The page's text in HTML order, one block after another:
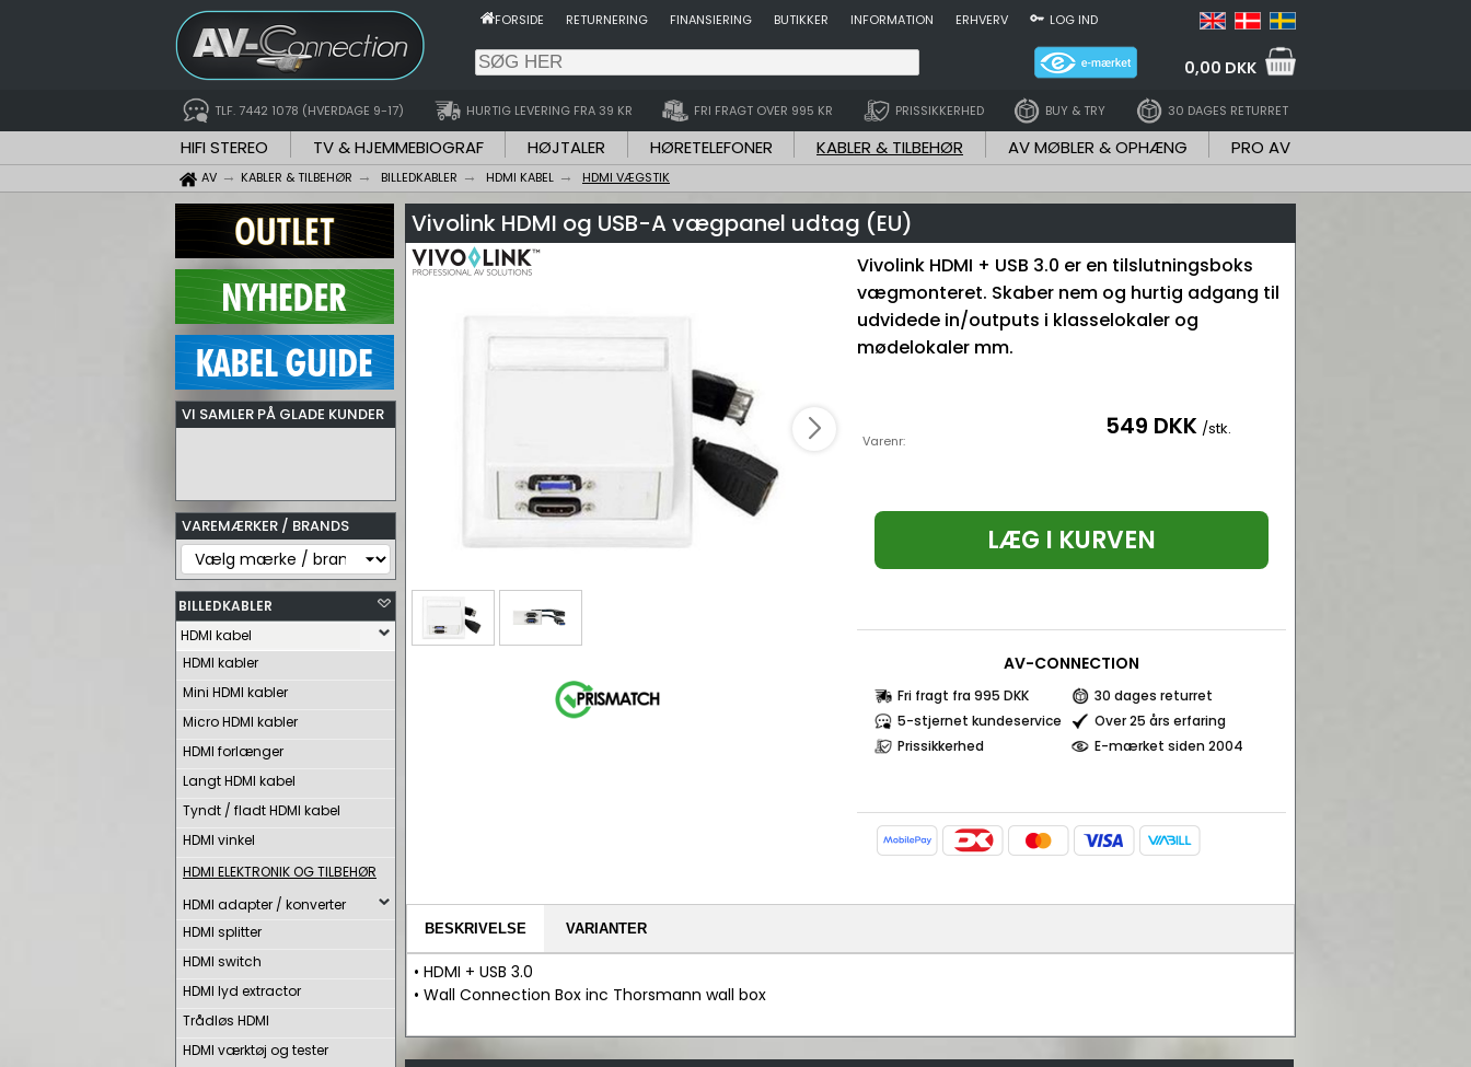
FORSIDE RETURNERING FINANSIERING BUTIKKER INFORMATION ERHVERV LOG IND
0,00 DKK
TLF. 7442 1078 (HVERDAGE 9-17) HURTIG LEVERING FRA 39 KR FRI FRAGT OVER 995 KR PRISSIKKERHED BUY & TRY 30 DAGES RETURRET
HIFI STEREO TV & HJEMMEBIOGRAF HØJTALER HØRETELEFONER KABLER & TILBEHØR AV MØBLER & OPHÆNG PRO AV
AV KABLER & TILBEHØR BILLEDKABLER HDMI KABEL HDMI VÆGSTIK
VI SAMLER PÅ GLADE KUNDER
VAREMÆRKER / BRANDS
BILLEDKABLER
HDMI kabel
HDMI kabler
Mini HDMI kabler
Micro HDMI kabler
HDMI forlænger
Langt HDMI kabel
Tyndt / fladt HDMI kabel
HDMI vinkel
HDMI ELEKTRONIK OG TILBEHØR
HDMI adapter / konverter
HDMI splitter
HDMI switch
HDMI lyd extractor
Trådløs HDMI
HDMI værktøj og tester
Vivolink HDMI og USB-A vægpanel udtag (EU)
Vivolink HDMI + USB 3.0 er en tilslutningsboks
vægmonteret. Skaber nem og hurtig adgang til
udvidede in/outputs i klasselokaler og
mødelokaler mm.
Varenr: 549 DKK /stk.
LÆG I KURVEN
AV-CONNECTION
Fri fragt fra 995 DKK
30 dages returret
5-stjernet kundeservice
Over 25 års erfaring
Prissikkerhed
E-mærket siden 2004
BESKRIVELSE VARIANTER
• HDMI + USB 3.0
• Wall Connection Box inc Thorsmann wall box